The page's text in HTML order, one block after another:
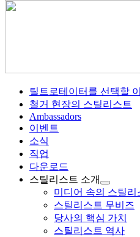
틸트로테이터를 선택할
철거 현장의 스틸리스트
Ambassadors
이벤트
소식
직업
다운로드
스틸리스트 소개
미디어 속의 스틸리
스틸리스트 무비즈
당사의 핵심 가치
스틸리스트 역사